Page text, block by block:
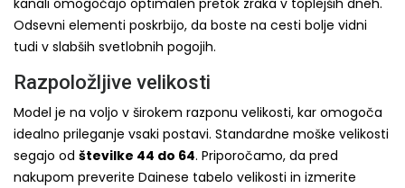
kanali omogočajo optimalen pretok zraka v toplejših dneh.
Odsevni elementi poskrbijo, da boste na cesti bolje vidni
tudi v slabših svetlobnih pogojih.
Razpoložljive velikosti
Model je na voljo v širokem razponu velikosti, kar omogoča
idealno prileganje vsaki postavi. Standardne moške velikosti
segajo od številke 44 do 64. Priporočamo, da pred
nakupom preverite Dainese tabelo velikosti in izmerite